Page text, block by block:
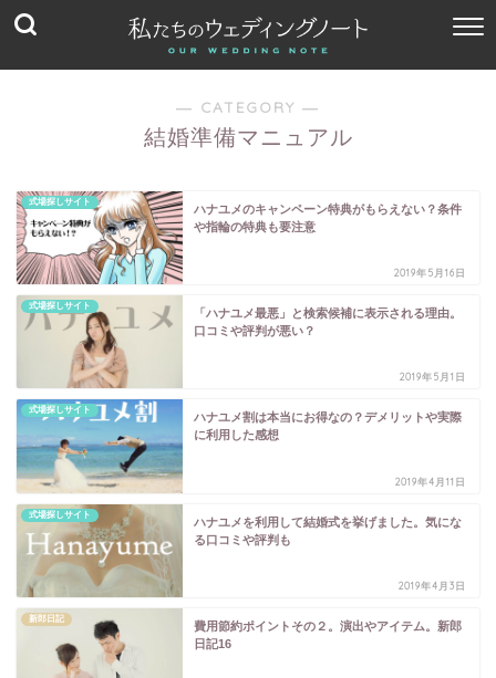
― CATEGORY ―
結婚準備マニュアル
式場探しサイト
ハナユメのキャンペーン特典がもらえない？条件
や指輪の特典も要注意
2019年5月16日
式場探しサイト
「ハナユメ最悪」と検索候補に表示される理由。
口コミや評判が悪い？
2019年5月1日
式場探しサイト
ハナユメ割は本当にお得なの？デメリットや実際
に利用した感想
2019年4月11日
式場探しサイト
ハナユメを利用して結婚式を挙げました。気にな
る口コミや評判も
2019年4月3日
新郎日記
費用節約ポイントその２。演出やアイテム。新郎
日記16